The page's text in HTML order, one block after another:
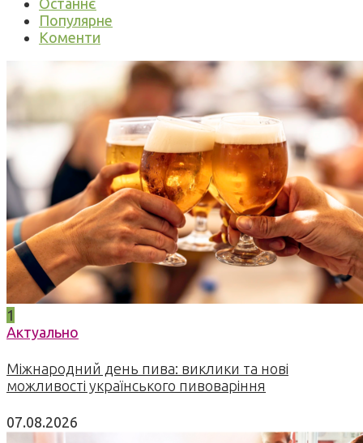
Останнє
Популярне
Коменти
1
Актуально
Міжнародний день пива: виклики та нові
можливості українського пивоваріння
07.08.2026